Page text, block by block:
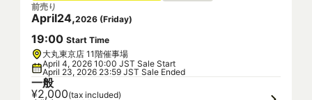
前売り
April24,2026 (Friday)
19:00 Start Time
大丸東京店 11階催事場
April 4, 2026 10:00 JST Sale Start
April 23, 2026 23:59 JST Sale Ended
一般
¥2,000(tax included)